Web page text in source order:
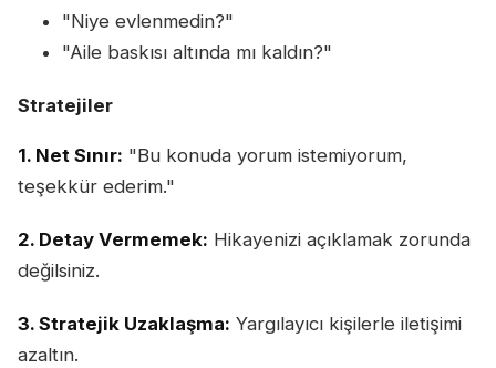
"Niye evlenmedin?"
"Aile baskısı altında mı kaldın?"
Stratejiler
1. Net Sınır: "Bu konuda yorum istemiyorum,
teşekkür ederim."
2. Detay Vermemek: Hikayenizi açıklamak zorunda
değilsiniz.
3. Stratejik Uzaklaşma: Yargılayıcı kişilerle iletişimi
azaltın.